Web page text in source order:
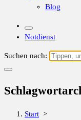
Blog
Notdienst
Suchen nach:
Start >